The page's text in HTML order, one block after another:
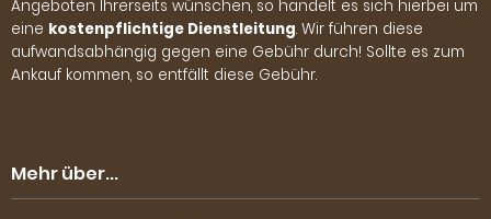
Angeboten Ihrerseits wünschen, so handelt es sich hierbei um
eine kostenpflichtige Dienstleitung. Wir führen diese
aufwandsabhängig gegen eine Gebühr durch! Sollte es zum
Ankauf kommen, so entfällt diese Gebühr.
Mehr über...